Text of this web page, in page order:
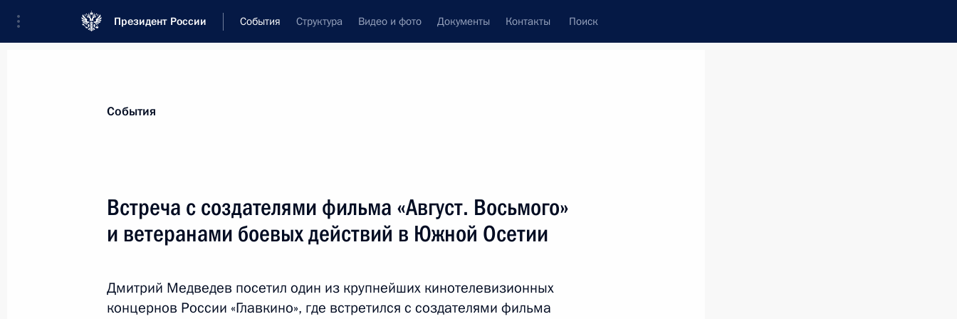
Президент России События Структура Видео и фото Документы Контакты Поиск
Новости
Внесены изменения в Закон об образовании
События
Встреча с создателями фильма «Август. Восьмого»
и ветеранами боевых действий в Южной Осетии
Дмитрий Медведев посетил один из крупнейших кинотелевизионных
концернов России «Главкино», где встретился с создателями фильма